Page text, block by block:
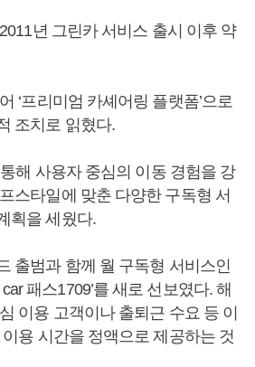
년 그린카 서비스 출시 이후 약
‘프리미엄 카셰어링 플랫폼’으로
조치로 읽혔다.
해 사용자 중심의 이동 경험을 강
스타일에 맞춘 다양한 구독형 서
획을 세웠다.
출범과 함께 월 구독형 서비스인
car 패스1709’를 새로 선보였다. 해
이용 고객이나 출퇴근 수요 등 이
용 시간을 정액으로 제공하는 것